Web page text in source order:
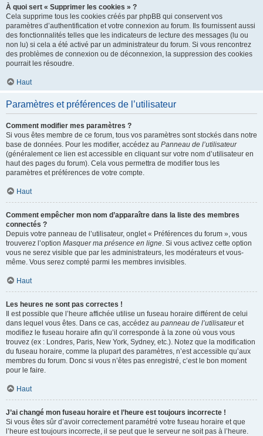
À quoi sert « Supprimer les cookies » ?
Cela supprime tous les cookies créés par phpBB qui conservent vos
paramètres d’authentification et votre connexion au forum. Ils fournissent aussi
des fonctionnalités telles que les indicateurs de lecture des messages (lu ou
non lu) si cela a été activé par un administrateur du forum. Si vous rencontrez
des problèmes de connexion ou de déconnexion, la suppression des cookies
pourrait les résoudre.
Haut
Paramètres et préférences de l’utilisateur
Comment modifier mes paramètres ?
Si vous êtes membre de ce forum, tous vos paramètres sont stockés dans notre
base de données. Pour les modifier, accédez au Panneau de l’utilisateur
(généralement ce lien est accessible en cliquant sur votre nom d’utilisateur en
haut des pages du forum). Cela vous permettra de modifier tous les
paramètres et préférences de votre compte.
Haut
Comment empêcher mon nom d’apparaître dans la liste des membres
connectés ?
Depuis votre panneau de l’utilisateur, onglet « Préférences du forum », vous
trouverez l’option Masquer ma présence en ligne. Si vous activez cette option
vous ne serez visible que par les administrateurs, les modérateurs et vous-
même. Vous serez compté parmi les membres invisibles.
Haut
Les heures ne sont pas correctes !
Il est possible que l’heure affichée utilise un fuseau horaire différent de celui
dans lequel vous êtes. Dans ce cas, accédez au panneau de l’utilisateuret
modifiez le fuseau horaire afin qu’il corresponde à la zone où vous vous
trouvez (ex : Londres, Paris, New York, Sydney, etc.). Notez que la modification
du fuseau horaire, comme la plupart des paramètres, n’est accessible qu’aux
membres du forum. Donc si vous n’êtes pas enregistré, c’est le bon moment
pour le faire.
Haut
J’ai changé mon fuseau horaire et l’heure est toujours incorrecte !
Si vous êtes sûr d’avoir correctement paramétré votre fuseau horaire et que
l’heure est toujours incorrecte, il se peut que le serveur ne soit pas à l’heure.